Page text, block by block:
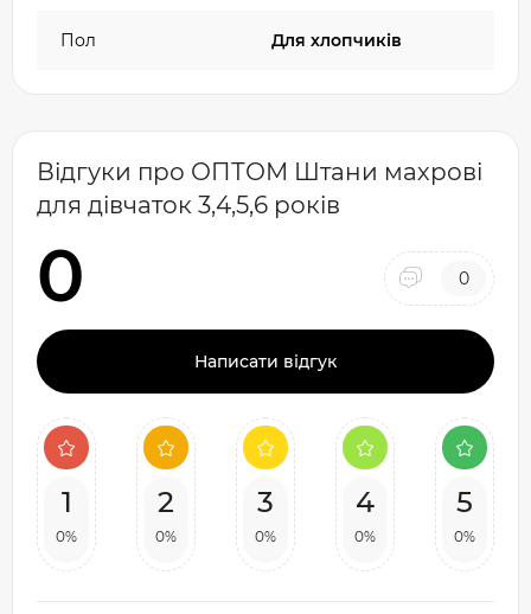
Пол Для хлопчиків
Відгуки про ОПТОМ Штани махрові
для дівчаток 3,4,5,6 років
0 0
Написати відгук
1
0%
2
0%
3
0%
4
0%
5
0%